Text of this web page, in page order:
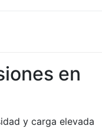
en
y carga elevada